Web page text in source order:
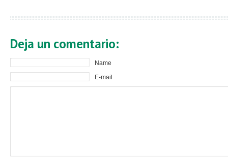
Deja un comentario:
Name
E-mail